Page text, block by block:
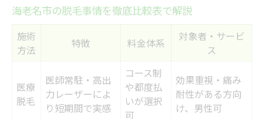
肌質別におすすめの脱毛方法比較
敏感肌でも安心な脱毛の選び方
肌にやさしい施術法の最新事情
肌トラブルを避ける脱毛の注意点
海老名市の脱毛事情を徹底比較表で解説
施術
方法
特徴 料金体系
対象者・サービ
ス
医療
脱毛
医師常駐・高出
力レーザーによ
り短期間で実感
コース制
や都度払
いが選択
可
効果重視・痛み
耐性がある方向
け、男性可